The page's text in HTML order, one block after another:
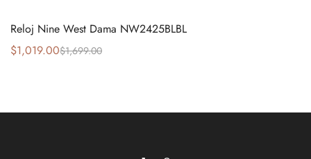
Reloj Nine West Dama NW2425BLBL
$1,699.00
$1,019.00